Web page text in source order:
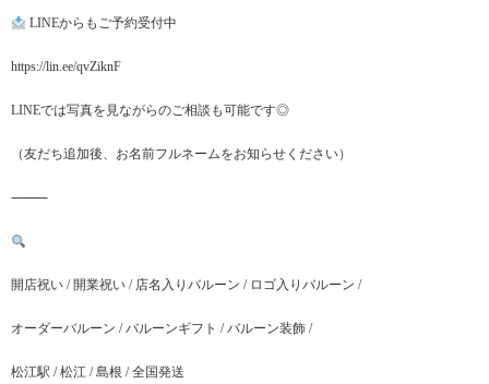
LINEからもご予約受付中
https://lin.ee/qvZiknF
LINEでは写真を見ながらのご相談も可能です◎
（友だち追加後、お名前フルネームをお知らせください）
⸻
開店祝い / 開業祝い / 店名入りバルーン / ロゴ入りバルーン /
オーダーバルーン / バルーンギフト / バルーン装飾 /
松江駅 / 松江 / 島根 / 全国発送